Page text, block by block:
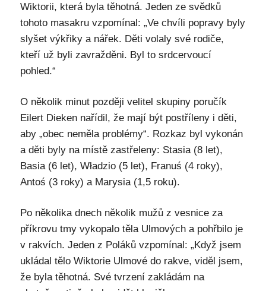
Wiktorii, která byla těhotná. Jeden ze svědků
tohoto masakru vzpomínal: „Ve chvíli popravy byly
slyšet výkřiky a nářek. Děti volaly své rodiče,
kteří už byli zavražděni. Byl to srdcervoucí
pohled.“
O několik minut později velitel skupiny poručík
Eilert Dieken nařídil, že mají být postříleny i děti,
aby „obec neměla problémy“. Rozkaz byl vykonán
a děti byly na místě zastřeleny: Stasia (8 let),
Basia (6 let), Władzio (5 let), Franuś (4 roky),
Antoś (3 roky) a Marysia (1,5 roku).
Po několika dnech několik mužů z vesnice za
příkrovu tmy vykopalo těla Ulmových a pohřbilo je
v rakvích. Jeden z Poláků vzpomínal: „Když jsem
ukládal tělo Wiktorie Ulmové do rakve, viděl jsem,
že byla těhotná. Své tvrzení zakládám na